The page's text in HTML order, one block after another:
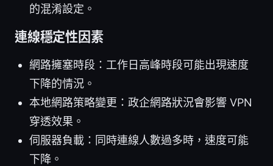
的混淆設定。
連線穩定性因素
網路擁塞時段：工作日高峰時段可能出現速度
下降的情況。
本地網路策略變更：政企網路狀況會影響 VPN
穿透效果。
伺服器負載：同時連線人數過多時，速度可能
下降。